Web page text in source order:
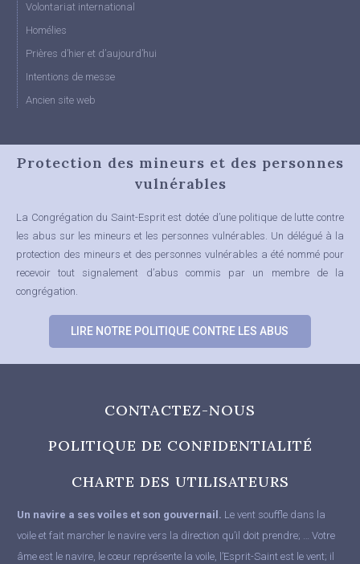
Volontariat international
Homélies
Prières d’hier et d’aujourd’hui
Intentions de messe
Ancien site web
Protection des mineurs et des personnes
vulnérables
La Congrégation du Saint-Esprit est dotée d’une politique de lutte contre
les abus sur les mineurs et les personnes vulnérables. Un délégué à la
protection des mineurs et des personnes vulnérables a été nommé pour
recevoir tout signalement d’abus commis par un membre de la
congrégation.
LIRE NOTRE POLITIQUE CONTRE LES ABUS
CONTACTEZ-NOUS
POLITIQUE DE CONFIDENTIALITÉ
CHARTE DES UTILISATEURS
Un navire a ses voiles et son gouvernail. Le vent souffle dans la
voile et fait marcher le navire vers la direction qu’il doit prendre; … Votre
âme est le navire, le cœur représente la voile, l’Esprit-Saint est le vent; il